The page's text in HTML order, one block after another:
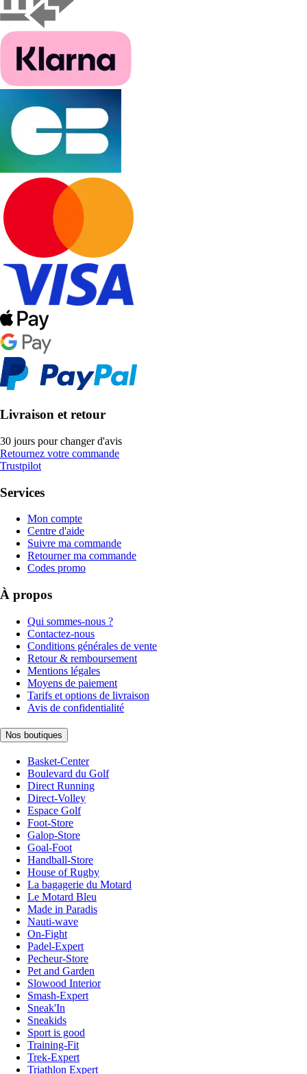
Livraison et retour
30 jours pour changer d'avis
Retournez votre commande
Trustpilot
Services
Mon compte
Centre d'aide
Suivre ma commande
Retourner ma commande
Codes promo
À propos
Qui sommes-nous ?
Contactez-nous
Conditions générales de vente
Retour & remboursement
Mentions légales
Moyens de paiement
Tarifs et options de livraison
Avis de confidentialité
Nos boutiques
Basket-Center
Boulevard du Golf
Direct Running
Direct-Volley
Espace Golf
Foot-Store
Galop-Store
Goal-Foot
Handball-Store
House of Rugby
La bagagerie du Motard
Le Motard Bleu
Made in Paradis
Nauti-wave
On-Fight
Padel-Expert
Pecheur-Store
Pet and Garden
Slowood Interior
Smash-Expert
Sneak'In
Sneakids
Sport is good
Training-Fit
Trek-Expert
Triathlon Expert